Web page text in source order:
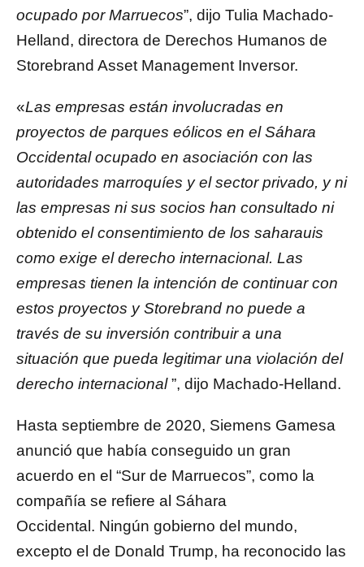
ocupado por Marruecos”, dijo Tulia Machado-
Helland, directora de Derechos Humanos de
Storebrand Asset Management Inversor.
«Las empresas están involucradas en
proyectos de parques eólicos en el Sáhara
Occidental ocupado en asociación con las
autoridades marroquíes y el sector privado, y ni
las empresas ni sus socios han consultado ni
obtenido el consentimiento de los saharauis
como exige el derecho internacional. Las
empresas tienen la intención de continuar con
estos proyectos y Storebrand no puede a
través de su inversión contribuir a una
situación que pueda legitimar una violación del
derecho internacional”, dijo Machado-Helland.
Hasta septiembre de 2020, Siemens Gamesa
anunció que había conseguido un gran
acuerdo en el “Sur de Marruecos”, como la
compañía se refiere al Sáhara
Occidental. Ningún gobierno del mundo,
excepto el de Donald Trump, ha reconocido las